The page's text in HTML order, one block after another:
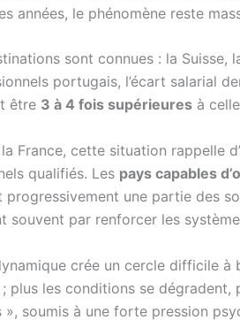
années, le phénomène reste
sont connues : la Suisse,
portugais, l’écart salarial
être 3 à 4 fois supérieures à
France, cette situation rappelle
qualifiés. Les pays capables
progressivement une partie des
souvent par renforcer les
crée un cercle difficile à
plus les conditions se dégradent,
», soumis à une forte pression